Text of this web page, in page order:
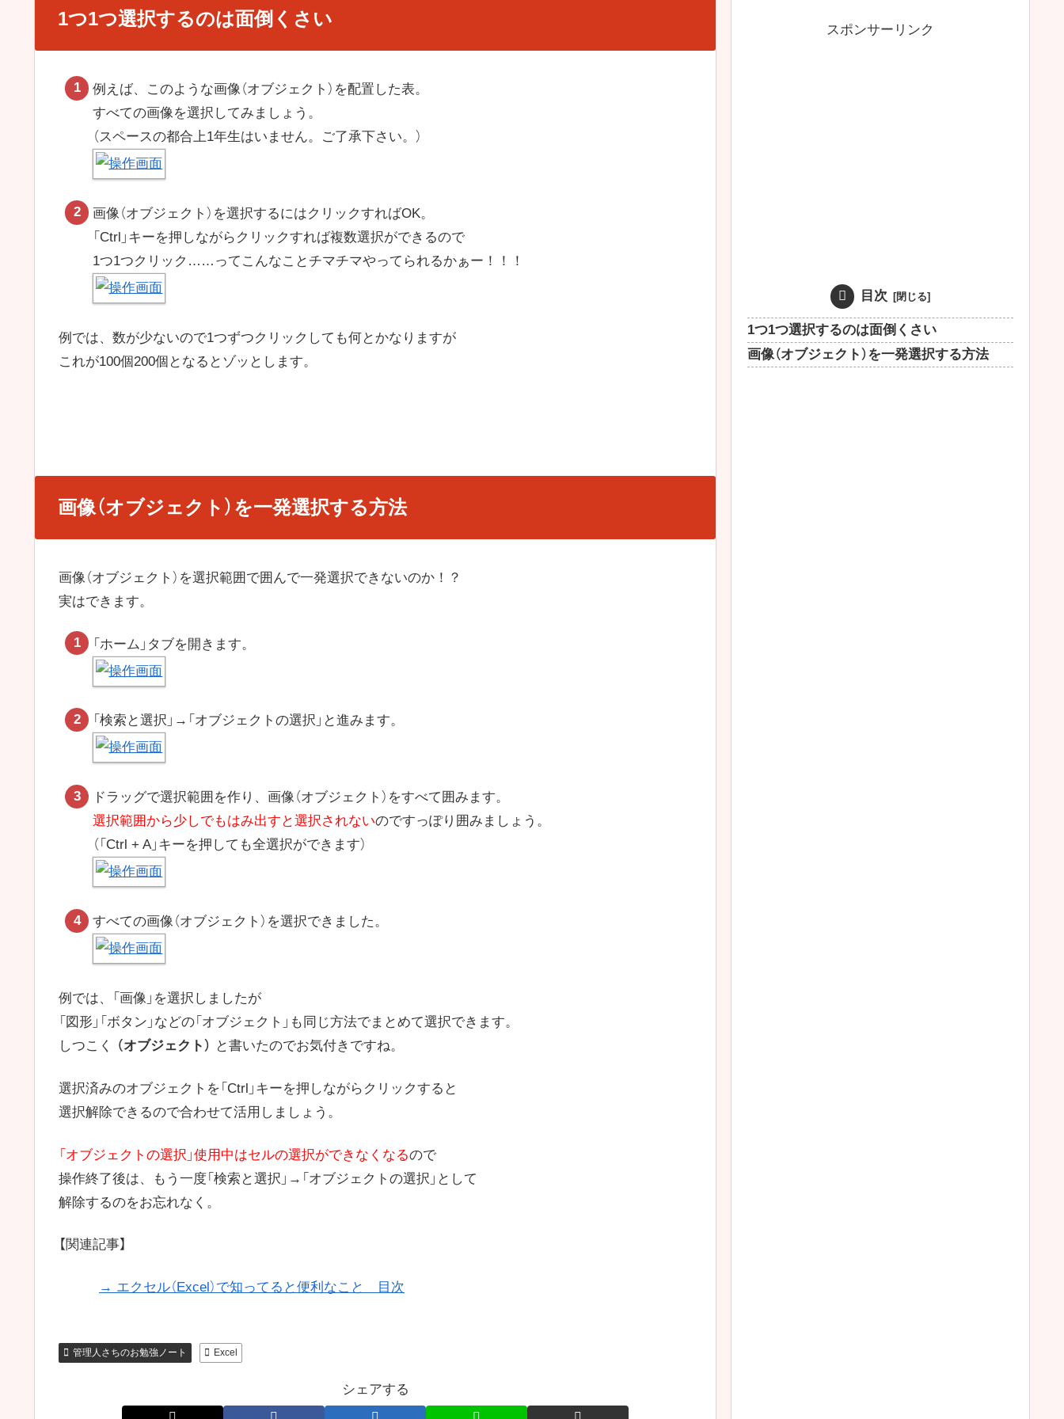
1つ1つ選択するのは面倒くさい
例えば、このような画像（オブジェクト）を配置した表。
すべての画像を選択してみましょう。
（スペースの都合上1年生はいません。ご了承下さい。）
画像（オブジェクト）を選択するにはクリックすればOK。
「Ctrl」キーを押しながらクリックすれば複数選択ができるので
1つ1つクリック……ってこんなことチマチマやってられるかぁー！！！
例では、数が少ないので1つずつクリックしても何とかなりますが
これが100個200個となるとゾッとします。
画像（オブジェクト）を一発選択する方法
画像（オブジェクト）を選択範囲で囲んで一発選択できないのか！？
実はできます。
「ホーム」タブを開きます。
「検索と選択」→「オブジェクトの選択」と進みます。
ドラッグで選択範囲を作り、画像（オブジェクト）をすべて囲みます。
選択範囲から少しでもはみ出すと選択されないのですっぽり囲みましょう。
（「Ctrl + A」キーを押しても全選択ができます）
すべての画像（オブジェクト）を選択できました。
例では、「画像」を選択しましたが
「図形」「ボタン」などの「オブジェクト」も同じ方法でまとめて選択できます。
しつこく
（オブジェクト） と書いたのでお気付きですね。
選択済みのオブジェクトを「Ctrl」キーを押しながらクリックすると
選択解除できるので合わせて活用しましょう。
「オブジェクトの選択」使用中はセルの選択ができなくなるので
操作終了後は、もう一度「検索と選択」→「オブジェクトの選択」として
解除するのをお忘れなく。
【関連記事】
→ エクセル（Excel）で知ってると便利なこと 目次
管理人さちのお勉強ノート Excel
シェアする
スポンサーリンク
目次
1つ1つ選択するのは面倒くさい
画像（オブジェクト）を一発選択する方法